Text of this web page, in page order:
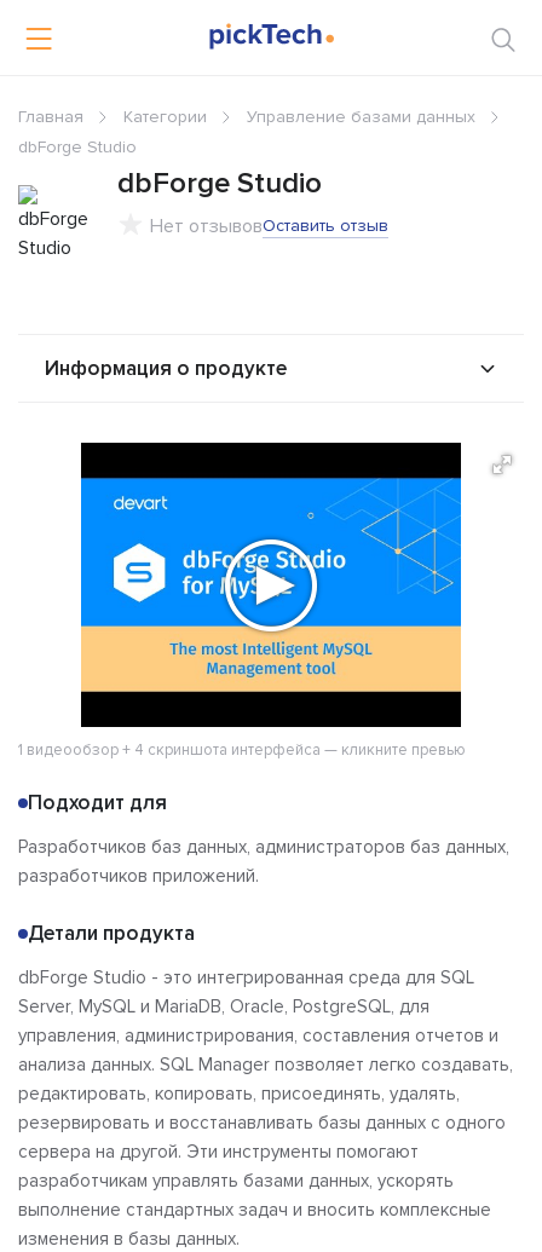
Главная Категории
Управление базами данных
dbForge Studio
dbForge Studio
Нет отзывовОставить отзыв
Информация о продукте
Сравнения
Отзывы
1 видеообзор + 4 скриншота интерфейса — кликните превью
Подходит для
Разработчиков баз данных, администраторов баз данных,
разработчиков приложений.
Детали продукта
dbForge Studio - это интегрированная среда для SQL
Server, MySQL и MariaDB, Oracle, PostgreSQL, для
управления, администрирования, составления отчетов и
анализа данных. SQL Manager позволяет легко создавать,
редактировать, копировать, присоединять, удалять,
резервировать и восстанавливать базы данных с одного
сервера на другой. Эти инструменты помогают
разработчикам управлять базами данных, ускорять
выполнение стандартных задач и вносить комплексные
изменения в базы данных.